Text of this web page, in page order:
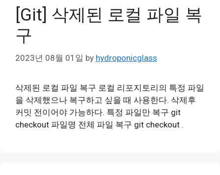
[Git] 삭제된 로컬 파일 복
구
2023년 08월 01일 by hydroponicglass
삭제된 로컬 파일 복구 로컬 리포지토리의 특정 파일
을 삭제했으나 복구하고 싶을 때 사용한다. 삭제후
커밋 전이어야 가능하다. 특정 파일만 복구 git
checkout 파일명 전체 파일 복구 git checkout .